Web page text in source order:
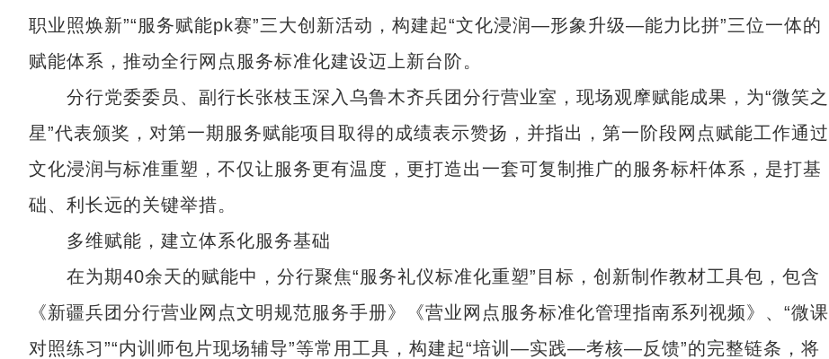
职业照焕新”“服务赋能pk赛”三大创新活动，构建起“文化浸润—形象升级—能力比拼”三位一体的
赋能体系，推动全行网点服务标准化建设迈上新台阶。
分行党委委员、副行长张枝玉深入乌鲁木齐兵团分行营业室，现场观摩赋能成果，为“微笑之
星”代表颁奖，对第一期服务赋能项目取得的成绩表示赞扬，并指出，第一阶段网点赋能工作通过
文化浸润与标准重塑，不仅让服务更有温度，更打造出一套可复制推广的服务标杆体系，是打基
础、利长远的关键举措。
多维赋能，建立体系化服务基础
在为期40余天的赋能中，分行聚焦“服务礼仪标准化重塑”目标，创新制作教材工具包，包含
《新疆兵团分行营业网点文明规范服务手册》《营业网点服务标准化管理指南系列视频》、“微课
对照练习”“内训师包片现场辅导”等常用工具，构建起“培训—实践—考核—反馈”的完整链条，将